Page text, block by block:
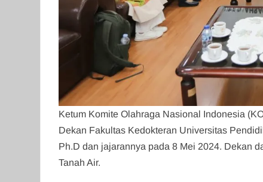
Ketum Komite Olahraga Nasional Indonesia
Dekan Fakultas Kedokteran Universitas
Ph.D dan jajarannya pada 8 Mei 2024. Dekan
Tanah Air.